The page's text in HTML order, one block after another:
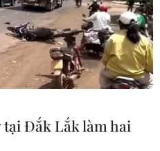
tại Đắk Lắk làm hai